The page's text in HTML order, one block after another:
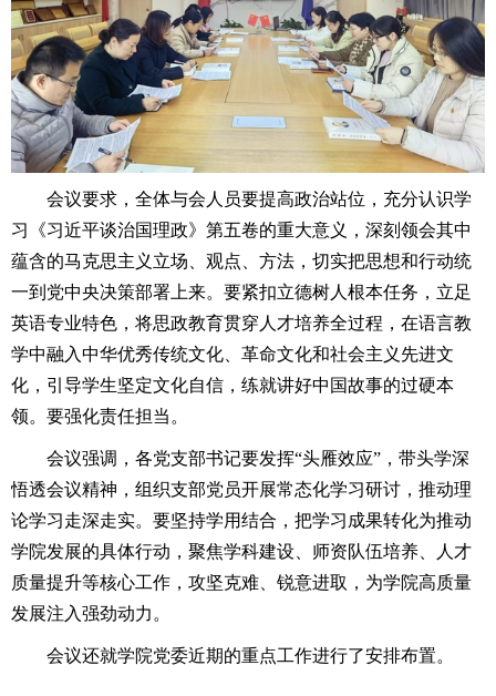
会议要求，全体与会人员要提高政治站位，充分认识学
习《习近平谈治国理政》第五卷的重大意义，深刻领会其中
蕴含的马克思主义立场、观点、方法，切实把思想和行动统
一到党中央决策部署上来。要紧扣立德树人根本任务，立足
英语专业特色，将思政教育贯穿人才培养全过程，在语言教
学中融入中华优秀传统文化、革命文化和社会主义先进文
化，引导学生坚定文化自信，练就讲好中国故事的过硬本
领。要强化责任担当。
会议强调，各党支部书记要发挥“头雁效应”，带头学深
悟透会议精神，组织支部党员开展常态化学习研讨，推动理
论学习走深走实。要坚持学用结合，把学习成果转化为推动
学院发展的具体行动，聚焦学科建设、师资队伍培养、人才
质量提升等核心工作，攻坚克难、锐意进取，为学院高质量
发展注入强劲动力。
会议还就学院党委近期的重点工作进行了安排布置。